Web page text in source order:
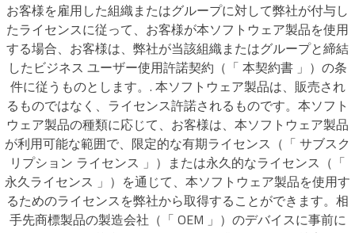
お客様を雇用した組織またはグループに対して弊社が付与し
たライセンスに従って、お客様が本ソフトウェア製品を使用
する場合、お客様は、弊社が当該組織またはグループと締結
したビジネス ユーザー使用許諾契約（「 本契約書 」）の条
件に従うものとします。. 本ソフトウェア製品は、販売され
るものではなく、ライセンス許諾されるものです。本ソフト
ウェア製品の種類に応じて、お客様は、本ソフトウェア製品
が利用可能な範囲で、限定的な有期ライセンス（「 サブスク
リプション ライセンス 」）または永久的なライセンス（「
永久ライセンス 」）を通じて、本ソフトウェア製品を使用す
るためのライセンスを弊社から取得することができます。相
手先商標製品の製造会社（「 OEM 」）のデバイスに事前に